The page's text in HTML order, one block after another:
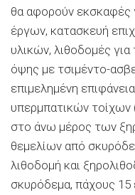
θα αφορούν εκσκαφές
έργων, κατασκευή
υλικών, λιθοδομές
όψης με τσιμέντο-
επιμελημένη
υπερμπατικών τοίχων
στο άνω μέρος των
θεμελίων από
λιθοδομή και
σκυρόδεμα, πάχους 15